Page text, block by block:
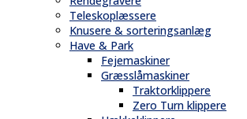
Teleskoplæssere
Knusere & sorteringsanlæg
Have & Park
Fejemaskiner
Græsslåmaskiner
Traktorklippere
Zero Turn klippere